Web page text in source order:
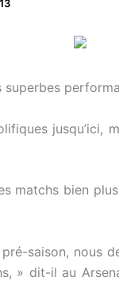
jusqu’ici,
matchs bien
saison, nous
» dit-il au